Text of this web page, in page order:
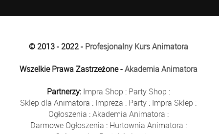
© 2013 - 2022 - Profesjonalny Kurs Animatora
Wszelkie Prawa Zastrzeżone -Akademia Animatora
Partnerzy: Impra Shop : Party Shop :
Sklep dla Animatora : Impreza : Party : Impra Sklep :
Ogłoszenia :Akademia Animatora :
Darmowe Ogłoszenia : Hurtownia Animatora :